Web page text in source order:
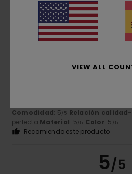
Recomiendo este producto
5 /5
Comodidad: 5/5 Relación
perfecta Material: 5/5 Color: 5 /5
Recomiendo este producto
5/5
VIEW ALL